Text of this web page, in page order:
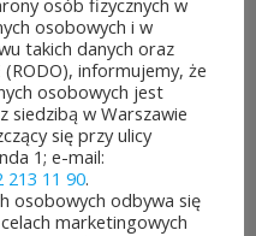
budżetu
rozdania
osób fizycznych w
osobowych i w
takich danych oraz
informujemy, że
osobowych jest
siedzibą w Warszawie
się przy ulicy
1; e-mail:
213 11 90.
osobowych odbywa się
marketingowych